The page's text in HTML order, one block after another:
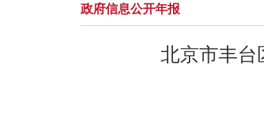
政府信息公开年报
北京市丰台